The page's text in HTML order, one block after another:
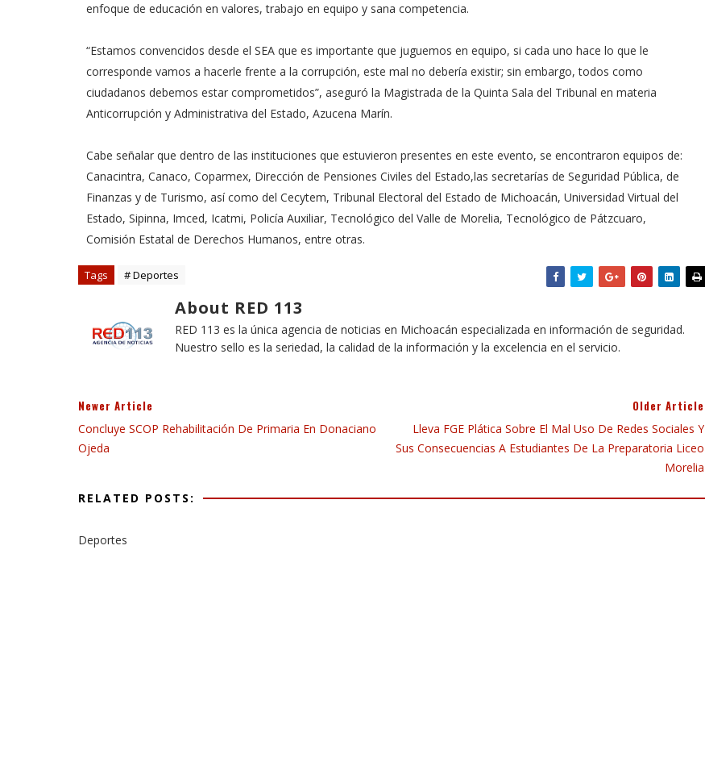
enfoque de educación en valores, trabajo en equipo y sana competencia.
“Estamos convencidos desde el SEA que es importante que juguemos en equipo, si cada uno hace lo que le
corresponde vamos a hacerle frente a la corrupción, este mal no debería existir; sin embargo, todos como
ciudadanos debemos estar comprometidos”, aseguró la Magistrada de la Quinta Sala del Tribunal en materia
Anticorrupción y Administrativa del Estado, Azucena Marín.
Cabe señalar que dentro de las instituciones que estuvieron presentes en este evento, se encontraron equipos de:
Canacintra, Canaco, Coparmex, Dirección de Pensiones Civiles del Estado,las secretarías de Seguridad Pública, de
Finanzas y de Turismo, así como del Cecytem, Tribunal Electoral del Estado de Michoacán, Universidad Virtual del
Estado, Sipinna, Imced, Icatmi, Policía Auxiliar, Tecnológico del Valle de Morelia, Tecnológico de Pátzcuaro,
Comisión Estatal de Derechos Humanos, entre otras.
Tags # Deportes
About RED 113
RED 113 es la única agencia de noticias en Michoacán especializada en información de seguridad.
Nuestro sello es la seriedad, la calidad de la información y la excelencia en el servicio.
Newer Article
Concluye SCOP Rehabilitación De Primaria En Donaciano
Ojeda
Older Article
Lleva FGE Plática Sobre El Mal Uso De Redes Sociales Y
Sus Consecuencias A Estudiantes De La Preparatoria Liceo
Morelia
RELATED POSTS:
Deportes